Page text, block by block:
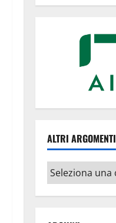
ALTRI ARGOMENTI
Altri
argomenti